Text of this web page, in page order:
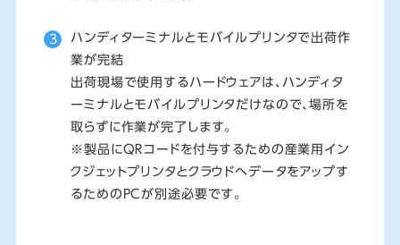
ハンディターミナルとモバイルプリンタで出荷作
業が完結
出荷現場で使用するハードウェアは、ハンディタ
ーミナルとモバイルプリンタだけなので、場所を
取らずに作業が完了します。
※製品にQＲコードを付与するための産業用イン
クジェットプリンタとクラウドへデータをアップす
るためのPCが別途必要です。